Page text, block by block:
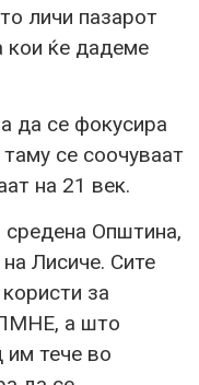
личи пазарот
кои ќе дадеме
да се фокусира
таму се соочуваат
на 21 век.
средена Општина,
Лисиче. Сите
за
а што
им тече во